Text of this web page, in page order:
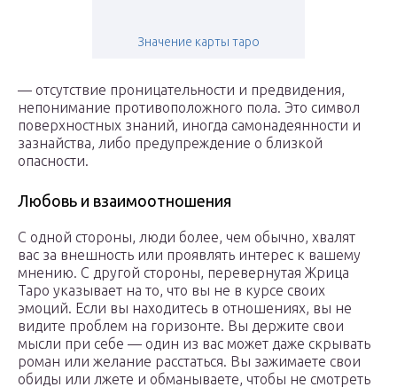
Значение карты таро
— отсутствие проницательности и предвидения,
непонимание противоположного пола. Это символ
поверхностных знаний, иногда самонадеянности и
зазнайства, либо предупреждение о близкой
опасности.
Любовь и взаимоотношения
С одной стороны, люди более, чем обычно, хвалят
вас за внешность или проявлять интерес к вашему
мнению. С другой стороны, перевернутая Жрица
Таро указывает на то, что вы не в курсе своих
эмоций. Если вы находитесь в отношениях, вы не
видите проблем на горизонте. Вы держите свои
мысли при себе — один из вас может даже скрывать
роман или желание расстаться. Вы зажимаете свои
обиды или лжете и обманываете, чтобы не смотреть